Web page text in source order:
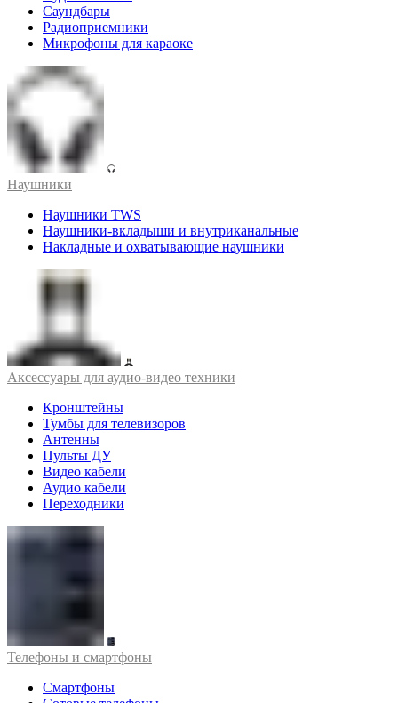
Саундбары
Радиоприемники
Микрофоны для караоке
Наушники
Наушники TWS
Наушники-вкладыши и внутриканальные
Накладные и охватывающие наушники
Аксессуары для аудио-видео техники
Кронштейны
Тумбы для телевизоров
Антенны
Пульты ДУ
Видео кабели
Аудио кабели
Переходники
Телефоны и смартфоны
Смартфоны